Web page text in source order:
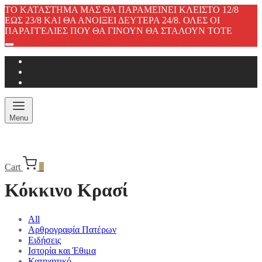
ΤΟ ΚΑΤΑΣΤΗΜΑ ΜΑΣ ΘΑ ΠΑΡΑΜΕΙΝΕΙ ΚΛΕΙΣΤΟ 12/8
ΕΩΣ 23/8 ΚΑΙ ΘΑ ΑΝΟΙΞΕΙ ΔΕΥΤΕΡΑ 24/8. ΟΛΕΣ ΟΙ
ΠΑΡΑΓΓΕΛΙΕΣ ΠΟΥ ΘΑ ΓΙΝΟΥΝ ΘΑ ΣΤΑΛΟΥΝ ΤΟΤΕ
Menu
Cart
Κόκκινο Κρασί
All
Αρθρογραφία Πατέρων
Ειδήσεις
Ιστορία και Έθιμα